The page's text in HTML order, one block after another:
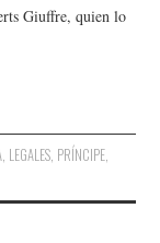
Giuffre, quien lo
, LEGALES, PRÍNCIPE,